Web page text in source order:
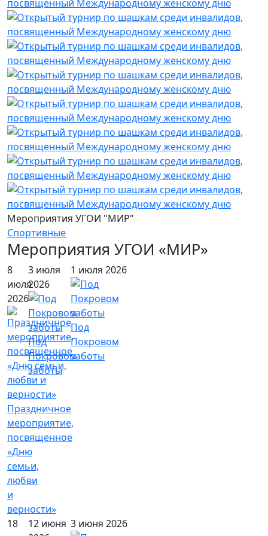
Мероприятия УГОИ "МИР"
Спортивные
Мероприятия УГОИ «МИР»
8
июля
2026
Праздничное
мероприятие,
посвященное
«Дню
семьи,
любви
и
верности»
3 июля
2026
Под
Покровом
заботы
1 июля 2026
Под
Покровом
заботы
18
12 июня 3 июня 2026